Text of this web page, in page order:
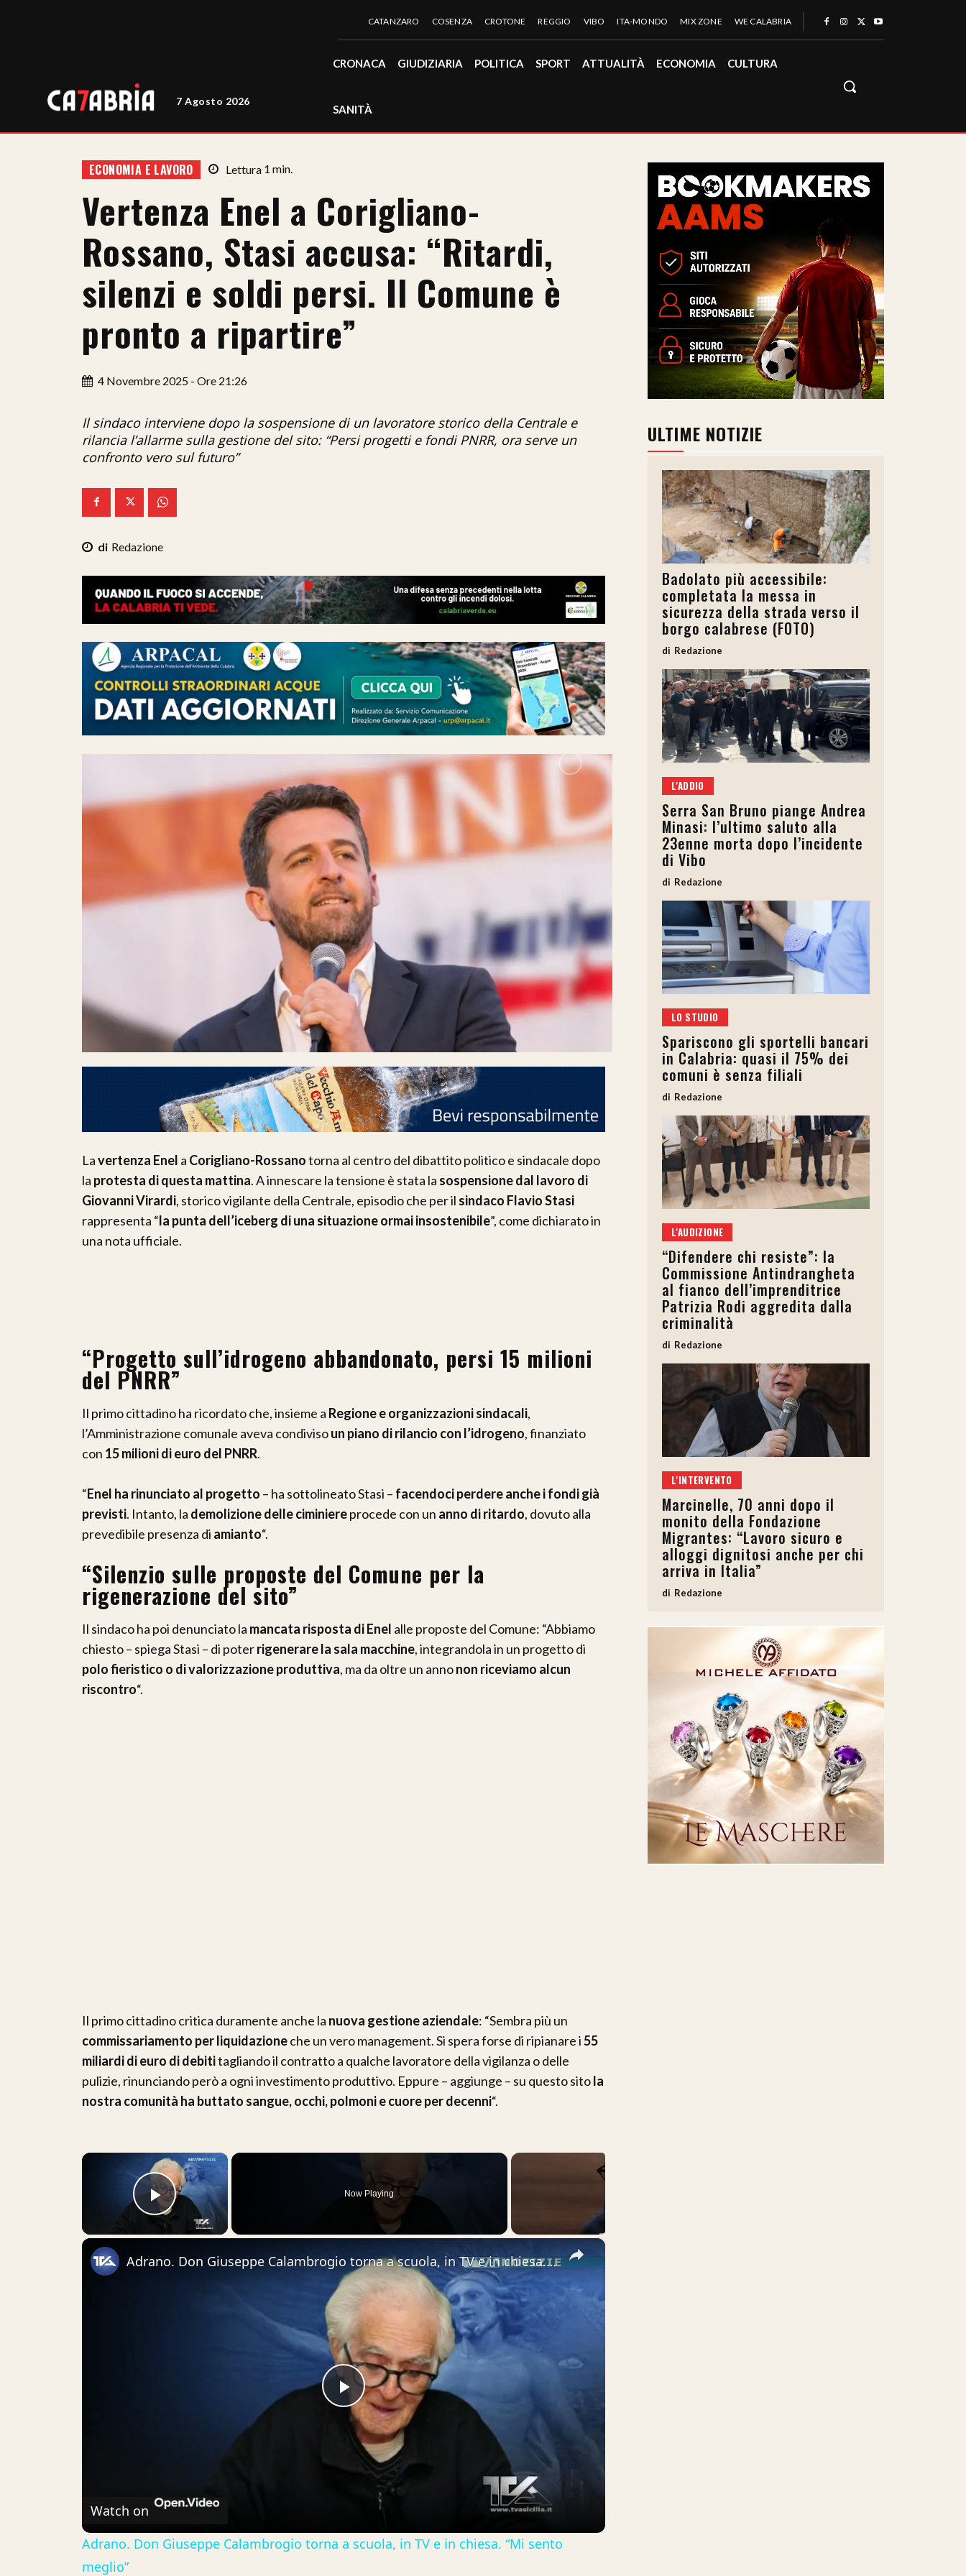
7 Agosto 2026
CATANZARO COSENZA CROTONE REGGIO VIBO ITA-MONDO MIX ZONE WE CALABRIA
CRONACA GIUDIZIARIA POLITICA SPORT ATTUALITÀ ECONOMIA CULTURA
SANITÀ
ECONOMIA E LAVORO Lettura 1 min.
Vertenza Enel a Corigliano-
Rossano, Stasi accusa: “Ritardi,
silenzi e soldi persi. Il Comune è
pronto a ripartire”
4 Novembre 2025 - Ore 21:26
Il sindaco interviene dopo la sospensione di un lavoratore storico della Centrale e
rilancia l’allarme sulla gestione del sito: “Persi progetti e fondi PNRR, ora serve un
confronto vero sul futuro”
Redazione
Lavertenza Enel a Corigliano-Rossanotorna al centro del dibattito politico e sindacale dopo
la protesta di questa mattina. A innescare la tensione è stata la sospensione dal lavoro di
Giovanni Virardi, storico vigilante della Centrale, episodio che per il sindaco Flavio Stasi
rappresenta “la punta dell’iceberg di una situazione ormai insostenibile”, come dichiarato in
una nota ufficiale.
“Progetto sull’idrogeno abbandonato, persi 15 milioni
del PNRR”
Il primo cittadino ha ricordato che, insieme a Regione e organizzazioni sindacali,
l’Amministrazione comunale aveva condivisoun piano di rilancio con l’idrogeno, finanziato
con 15 milioni di euro del PNRR.
“Enel ha rinunciato al progetto – ha sottolineato Stasi – facendoci perdere anche i fondi già
previsti. Intanto, la demolizione delle ciminiereprocede con un anno di ritardo, dovuto alla
prevedibile presenza di amianto“.
“Silenzio sulle proposte del Comune per la
rigenerazione del sito”
Il sindaco ha poi denunciato la mancata risposta di Enel alle proposte del Comune: “Abbiamo
chiesto – spiega Stasi – di poterrigenerare la sala macchine, integrandola in un progetto di
polo fieristico o di valorizzazione produttiva, ma da oltre un annonon riceviamo alcun
riscontro“.
Il primo cittadino critica duramente anche la nuova gestione aziendale: “Sembra più un
commissariamento per liquidazioneche un vero management. Si spera forse di ripianare i55
miliardi di euro di debititagliando il contratto a qualche lavoratore della vigilanza o delle
pulizie, rinunciando però a ogni investimento produttivo. Eppure – aggiunge – su questo sitola
nostra comunità ha buttato sangue, occhi, polmoni e cuore per decenni“.
×
Play Video
Now Playing
×
Play
Video
Adrano. Don Giuseppe Calambrogio torna a scuola, in TV e in chiesa. “Mi sento meglio”
Watch on
Adrano. Don Giuseppe Calambrogio torna a scuola, in TV e in chiesa. “Mi sento
meglio”
ULTIME NOTIZIE
Badolato più accessibile:
completata la messa in
sicurezza della strada verso il
borgo calabrese (FOTO)
Redazione
L'ADDIO
Serra San Bruno piange Andrea
Minasi: l’ultimo saluto alla
23enne morta dopo l’incidente
di Vibo
Redazione
LO STUDIO
Spariscono gli sportelli bancari
in Calabria: quasi il 75% dei
comuni è senza filiali
Redazione
L'AUDIZIONE
“Difendere chi resiste”: la
Commissione Antindrangheta
al fianco dell’imprenditrice
Patrizia Rodi aggredita dalla
criminalità
Redazione
L'INTERVENTO
Marcinelle, 70 anni dopo il
monito della Fondazione
Migrantes: “Lavoro sicuro e
alloggi dignitosi anche per chi
arriva in Italia”
Redazione